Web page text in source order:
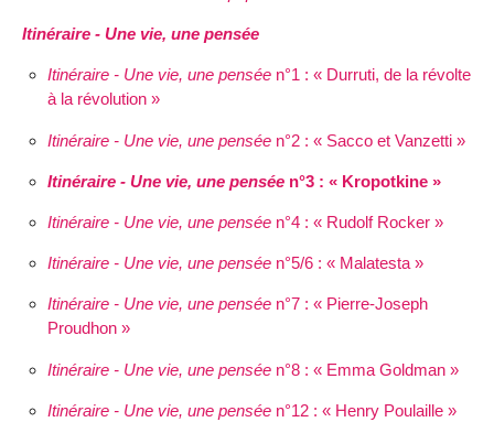
Itinéraire - Une vie, une pensée
Itinéraire - Une vie, une penséen°1 : « Durruti, de la révolte
à la révolution »
Itinéraire - Une vie, une penséen°2 : « Sacco et Vanzetti »
Itinéraire - Une vie, une penséen°3 : « Kropotkine »
Itinéraire - Une vie, une penséen°4 : « Rudolf Rocker »
Itinéraire - Une vie, une penséen°5/6 : « Malatesta »
Itinéraire - Une vie, une penséen°7 : « Pierre-Joseph
Proudhon »
Itinéraire - Une vie, une penséen°8 : « Emma Goldman »
Itinéraire - Une vie, une penséen°12 : « Henry Poulaille »